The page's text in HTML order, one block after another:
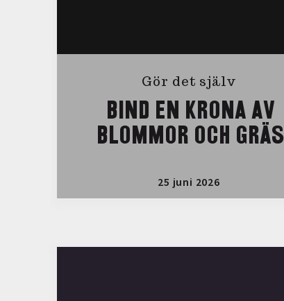
Gör det själv
BIND EN KRONA AV
BLOMMOR OCH GRÄS
25 juni 2026